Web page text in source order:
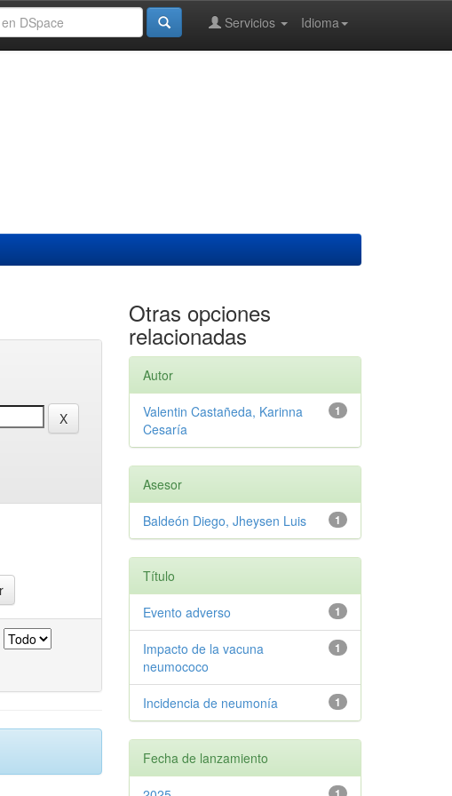
Idioma
Servicios
Otras opciones
relacionadas
Autor
1
Valentin Castañeda, Karinna
Cesaría
Asesor
1
Baldeón Diego, Jheysen Luis
Título
1
Evento adverso
1
Impacto de la vacuna
neumococo
1
Incidencia de neumonía
Fecha de lanzamiento